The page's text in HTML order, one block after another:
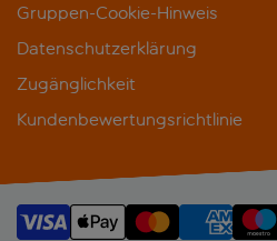
Gruppen-Cookie-Hinweis
Datenschutzerklärung
Zugänglichkeit
Kundenbewertungsrichtlinie